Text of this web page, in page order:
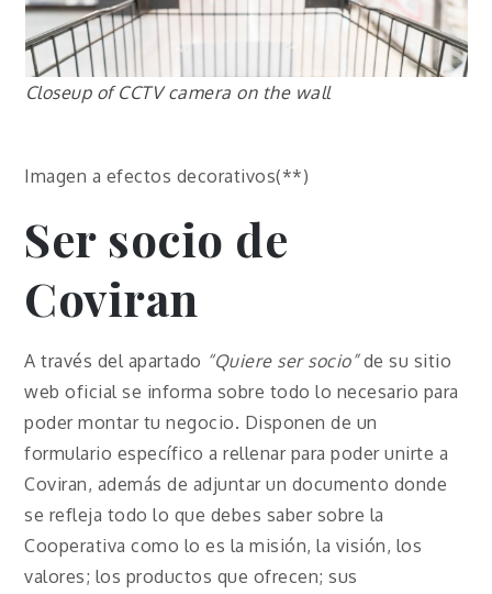
Closeup of CCTV camera on the wall
Imagen a efectos decorativos(**)
Ser socio de
Coviran
A través del apartado “Quiere ser socio”de su sitio
web oficial se informa sobre todo lo necesario para
poder montar tu negocio. Disponen de un
formulario específico a rellenar para poder unirte a
Coviran, además de adjuntar un documento donde
se refleja todo lo que debes saber sobre la
Cooperativa como lo es la misión, la visión, los
valores; los productos que ofrecen; sus